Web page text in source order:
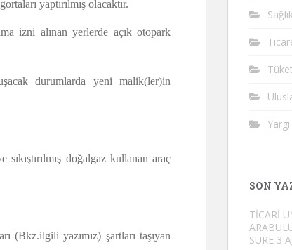
yaptırılmış olacaktır.
izni alınan yerlerde açık otopark
durumlarda yeni malik(ler)in
sıkıştırılmış doğalgaz kullanan araç
(Bkz.ilgili yazımız) şartları taşıyan
SON
TİCARİ
SÜRE 3